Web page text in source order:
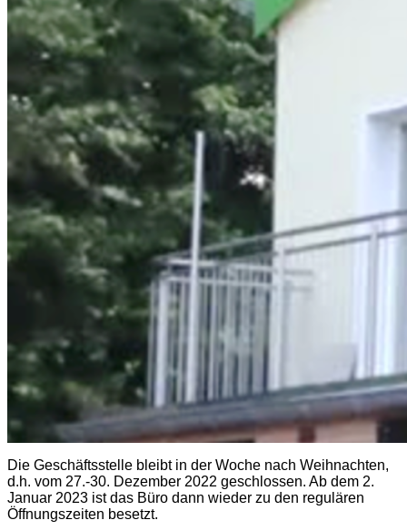
Die Geschäftsstelle bleibt in der Woche nach Weihnachten,
d.h. vom 27.-30. Dezember 2022 geschlossen. Ab dem 2.
Januar 2023 ist das Büro dann wieder zu den regulären
Öffnungszeiten besetzt.